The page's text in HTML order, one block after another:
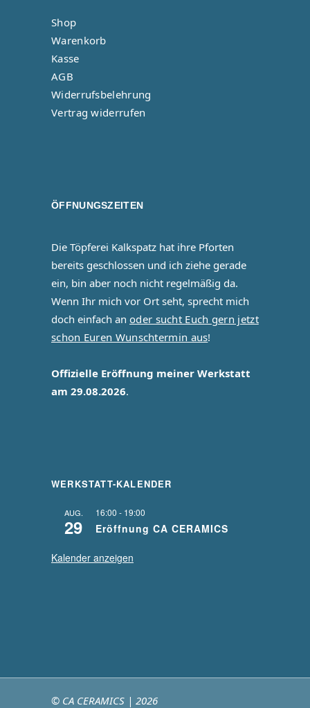
Shop
Warenkorb
Kasse
AGB
Widerrufsbelehrung
Vertrag widerrufen
ÖFFNUNGSZEITEN
Die Töpferei Kalkspatz hat ihre Pforten
bereits geschlossen und ich ziehe gerade
ein, bin aber noch nicht regelmäßig da.
Wenn Ihr mich vor Ort seht, sprecht mich
doch einfach an oder sucht Euch gern jetzt
schon Euren Wunschtermin aus!
Offizielle Eröffnung meiner Werkstatt
am 29.08.2026.
WERKSTATT-KALENDER
AUG.
29
16:00 - 19:00
Eröffnung CA CERAMICS
Kalender anzeigen
© CA CERAMICS | 2026